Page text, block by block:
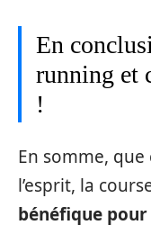
En
running et
!
En somme,
l’esprit, la
bénéfique